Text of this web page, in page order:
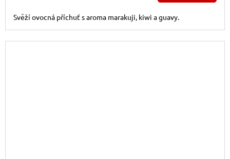
Svěží ovocná příchuť s aroma marakuji, kiwi a guavy.